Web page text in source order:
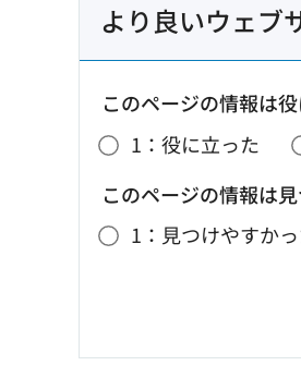
より良いウェブ
このページの情報は
1：役に立った
このページの情報は
1：見つけやすか